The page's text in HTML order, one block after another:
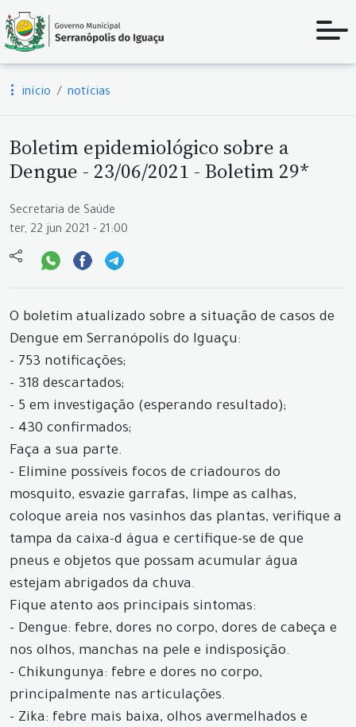
início notícias
Boletim epidemiológico sobre a
Dengue - 23/06/2021 - Boletim 29*
Secretaria de Saúde
ter, 22 jun 2021 - 21:00
O boletim atualizado sobre a situação de casos de
Dengue em Serranópolis do Iguaçu:
- 753 notificações;
- 318 descartados;
- 5 em investigação (esperando resultado);
- 430 confirmados;
Faça a sua parte.
- Elimine possíveis focos de criadouros do
mosquito, esvazie garrafas, limpe as calhas,
coloque areia nos vasinhos das plantas, verifique a
tampa da caixa-d água e certifique-se de que
pneus e objetos que possam acumular água
estejam abrigados da chuva.
Fique atento aos principais sintomas:
- Dengue: febre, dores no corpo, dores de cabeça e
nos olhos, manchas na pele e indisposição.
- Chikungunya: febre e dores no corpo,
principalmente nas articulações.
- Zika: febre mais baixa, olhos avermelhados e